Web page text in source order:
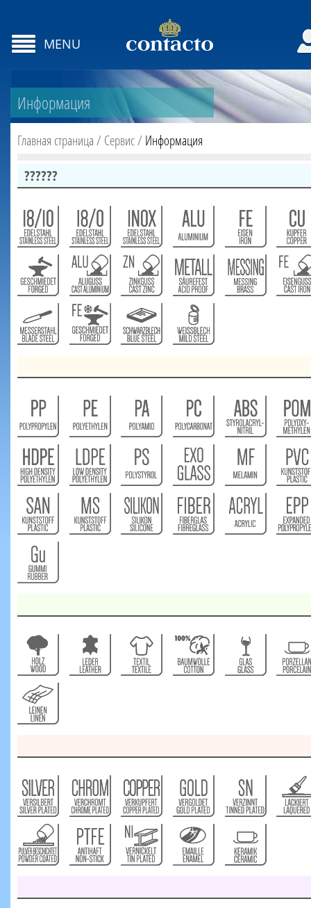
MENU
Информация
Главная страница/ Сервис/ Информация
??????